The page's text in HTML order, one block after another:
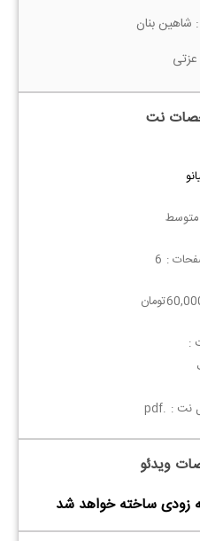
شاهین بنان
عزتی
نت
متوسط
:
6
تومان
:
نت : .pdf
ویدئو
زودی ساخته خواهد شد